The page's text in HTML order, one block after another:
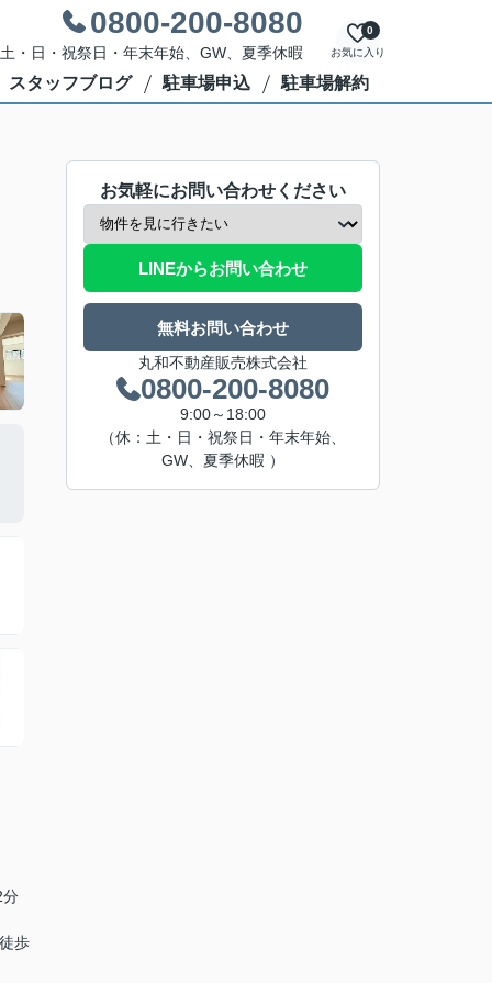
0800-200-8080
日・祝祭日・年末年始、GW、夏季休暇 お気に入り
0
スタッフブログ 駐車場申込 駐車場解約
歩
お気軽にお問い合わせください
LINEからお問い合わせ
無料お問い合わせ
丸和不動産販売株式会社
0800-200-8080
9:00～18:00
（休：土・日・祝祭日・年末年始、
GW、夏季休暇 ）